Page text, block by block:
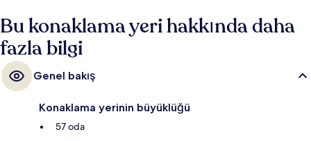
Bu konaklama yeri hakkında daha
fazla bilgi
Genel bakış
Konaklama yerinin büyüklüğü
57 oda